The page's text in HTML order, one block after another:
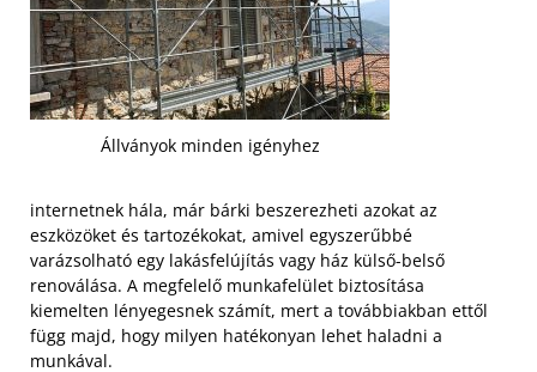
Állványok minden igényhez
internetnek hála, már bárki beszerezheti azokat az
eszközöket és tartozékokat, amivel egyszerűbbé
varázsolható egy lakásfelújítás vagy ház külső-belső
renoválása. A megfelelő munkafelület biztosítása
kiemelten lényegesnek számít, mert a továbbiakban ettől
függ majd, hogy milyen hatékonyan lehet haladni a
munkával.